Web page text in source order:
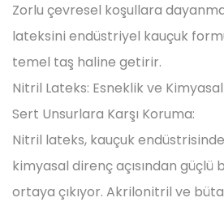
Zorlu çevresel koşullara
lateksini endüstriyel kauçuk
temel taş haline getirir.
Nitril Lateks: Esneklik ve
Sert Unsurlara Karşı Koruma:
Nitril lateks, kauçuk
kimyasal direnç açısından güçlü
ortaya çıkıyor. Akrilonitril ve